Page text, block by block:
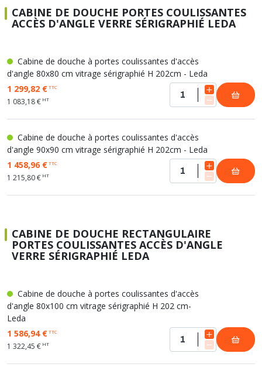
CABINE DE DOUCHE PORTES COULISSANTES
ACCÈS D'ANGLE VERRE SÉRIGRAPHIÉ LEDA
Cabine de douche à portes coulissantes d'accès
d'angle 80x80 cm vitrage sérigraphié H 202cm - Leda
1 299,82 €TTC
1 083,18 € HT
Cabine de douche à portes coulissantes d'accès
d'angle 90x90 cm vitrage sérigraphié H 202cm - Leda
1 458,96 €TTC
1 215,80 € HT
CABINE DE DOUCHE RECTANGULAIRE
PORTES COULISSANTES ACCÈS D'ANGLE
VERRE SÉRIGRAPHIÉ LEDA
Cabine de douche à portes coulissantes d'accès
d'angle 80x100 cm vitrage sérigraphié H 202 cm-
Leda
1 586,94 €TTC
1 322,45 € HT